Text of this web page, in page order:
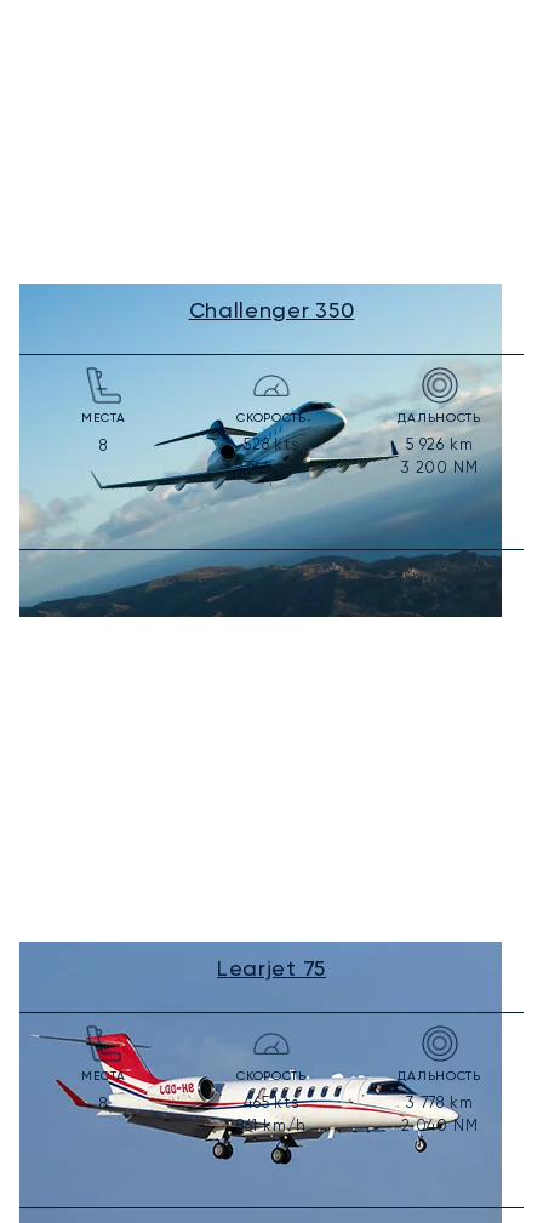
Challenger 350
МЕСТА
8
СКОРОСТЬ
528kts
978km/h
ДАЛЬНОСТЬ
5 926km
3 200NM
Learjet 75
МЕСТА
8
СКОРОСТЬ
465kts
861km/h
ДАЛЬНОСТЬ
3 778km
2 040NM